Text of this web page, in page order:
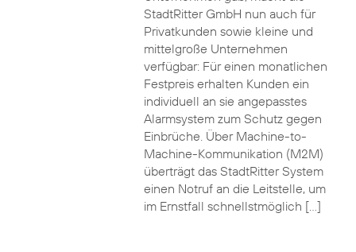
StadtRitter GmbH nun auch für
Privatkunden sowie kleine und
mittelgroße Unternehmen
verfügbar: Für einen monatlichen
Festpreis erhalten Kunden ein
individuell an sie angepasstes
Alarmsystem zum Schutz gegen
Einbrüche. Über Machine-to-
Machine-Kommunikation (M2M)
überträgt das StadtRitter System
einen Notruf an die Leitstelle, um
im Ernstfall schnellstmöglich […]